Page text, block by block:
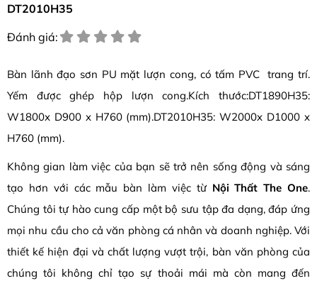
DT2010H35
Đánh giá:
Bàn lãnh đạo sơn PU mặt lượn cong, có tấm PVC trang trí.
Yếm được ghép hộp lượn cong.Kích thước:DT1890H35:
W1800x D900 x H760 (mm).DT2010H35: W2000x D1000 x
H760 (mm).
Không gian làm việc của bạn sẽ trở nên sống động và sáng
tạo hơn với các mẫu bàn làm việc từ Nội Thất The One.
Chúng tôi tự hào cung cấp một bộ sưu tập đa dạng, đáp ứng
mọi nhu cầu cho cả văn phòng cá nhân và doanh nghiệp. Với
thiết kế hiện đại và chất lượng vượt trội, bàn văn phòng của
chúng tôi không chỉ tạo sự thoải mái mà còn mang đến